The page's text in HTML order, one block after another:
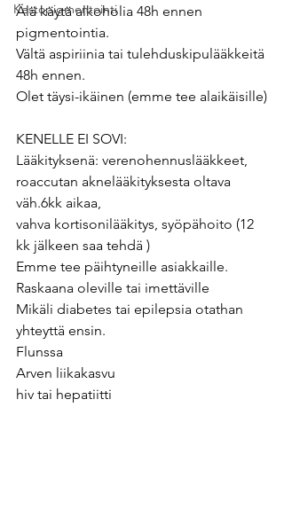
Kestopigmentointi
Älä käytä alkoholia 48h ennen
pigmentointia.
Vältä aspiriinia tai tulehduskipulääkkeitä
48h ennen.
Olet täysi-ikäinen (emme tee alaikäisille)
KENELLE EI SOVI:
Lääkityksenä: verenohennuslääkkeet,
roaccutan aknelääkityksesta oltava
väh.6kk aikaa,
vahva kortisonilääkitys, syöpähoito (12
kk jälkeen saa tehdä )
Emme tee päihtyneille asiakkaille.
Raskaana oleville tai imettäville
Mikäli diabetes tai epilepsia otathan
yhteyttä ensin.
Flunssa
Arven liikakasvu
hiv tai hepatiitti